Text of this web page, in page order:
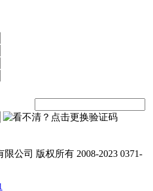
公司 版权所有 2008-2023 0371-